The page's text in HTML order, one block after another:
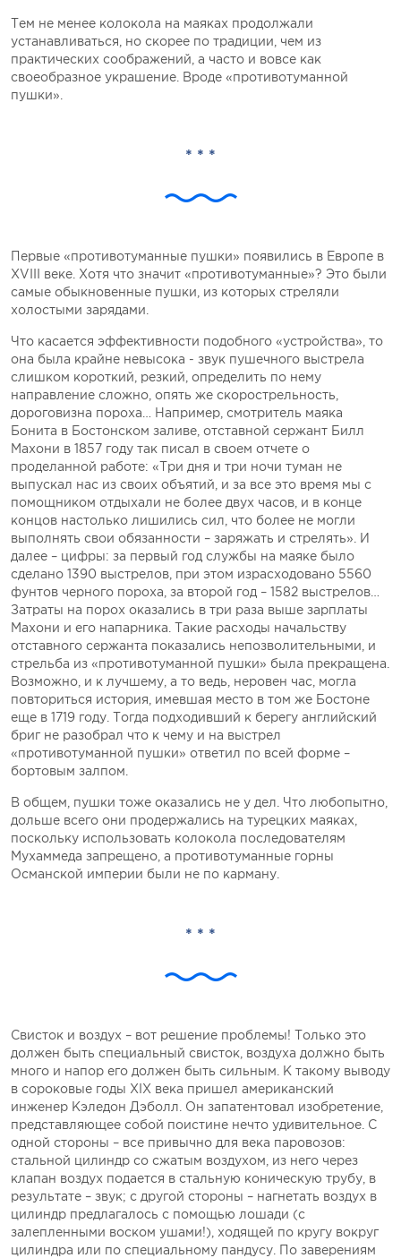
Тем не менее колокола на маяках продолжали
устанавливаться, но скорее по традиции, чем из
практических соображений, а часто и вовсе как
своеобразное украшение. Вроде «противотуманной
пушки».
* * *
Первые «противотуманные пушки» появились в Европе в
XVIII веке. Хотя что значит «противотуманные»? Это были
самые обыкновенные пушки, из которых стреляли
холостыми зарядами.
Что касается эффективности подобного «устройства», то
она была крайне невысока - звук пушечного выстрела
слишком короткий, резкий, определить по нему
направление сложно, опять же скорострельность,
дороговизна пороха… Например, смотритель маяка
Бонита в Бостонском заливе, отставной сержант Билл
Махони в 1857 году так писал в своем отчете о
проделанной работе: «Три дня и три ночи туман не
выпускал нас из своих объятий, и за все это время мы с
помощником отдыхали не более двух часов, и в конце
концов настолько лишились сил, что более не могли
выполнять свои обязанности – заряжать и стрелять». И
далее – цифры: за первый год службы на маяке было
сделано 1390 выстрелов, при этом израсходовано 5560
фунтов черного пороха, за второй год – 1582 выстрелов…
Затраты на порох оказались в три раза выше зарплаты
Махони и его напарника. Такие расходы начальству
отставного сержанта показались непозволительными, и
стрельба из «противотуманной пушки» была прекращена.
Возможно, и к лучшему, а то ведь, неровен час, могла
повториться история, имевшая место в том же Бостоне
еще в 1719 году. Тогда подходивший к берегу английский
бриг не разобрал что к чему и на выстрел
«противотуманной пушки» ответил по всей форме –
бортовым залпом.
В общем, пушки тоже оказались не у дел. Что любопытно,
дольше всего они продержались на турецких маяках,
поскольку использовать колокола последователям
Мухаммеда запрещено, а противотуманные горны
Османской империи были не по карману.
* * *
Свисток и воздух – вот решение проблемы! Только это
должен быть специальный свисток, воздуха должно быть
много и напор его должен быть сильным. К такому выводу
в сороковые годы XIX века пришел американский
инженер Кэледон Дэболл. Он запатентовал изобретение,
представляющее собой поистине нечто удивительное. С
одной стороны – все привычно для века паровозов:
стальной цилиндр со сжатым воздухом, из него через
клапан воздух подается в стальную коническую трубу, в
результате – звук; с другой стороны – нагнетать воздух в
цилиндр предлагалось с помощью лошади (с
залепленными воском ушами!), ходящей по кругу вокруг
цилиндра или по специальному пандусу. По заверениям